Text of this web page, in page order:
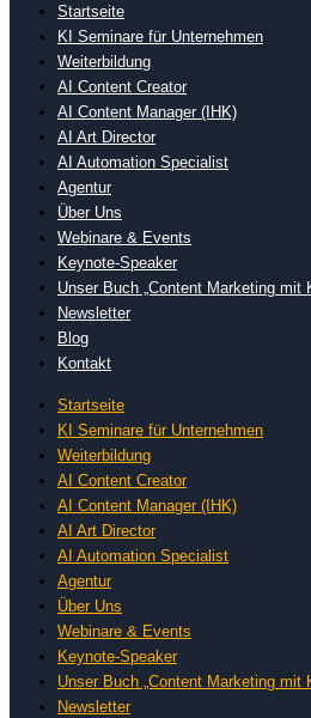
Startseite
KI Seminare für Unternehmen
Weiterbildung
AI Content Creator
AI Content Manager (IHK)
AI Art Director
AI Automation Specialist
Agentur
Über Uns
Webinare & Events
Keynote-Speaker
Unser Buch „Content Marketing mit
Newsletter
Blog
Kontakt
Startseite
KI Seminare für Unternehmen
Weiterbildung
AI Content Creator
AI Content Manager (IHK)
AI Art Director
AI Automation Specialist
Agentur
Über Uns
Webinare & Events
Keynote-Speaker
Unser Buch „Content Marketing mit
Newsletter